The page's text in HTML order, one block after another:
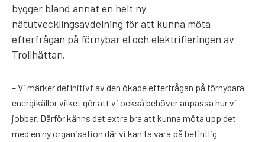
bygger bland annat en helt ny
nätutvecklingsavdelning för att kunna möta
efterfrågan på förnybar el och elektrifieringen av
Trollhättan.
– Vi märker definitivt av den ökade efterfrågan på förnybara
energikällor vilket gör att vi också behöver anpassa hur vi
jobbar. Därför känns det extra bra att kunna möta upp det
med en ny organisation där vi kan ta vara på befintlig